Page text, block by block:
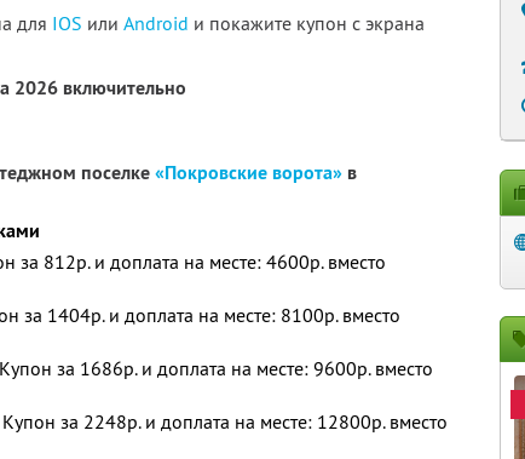
для IOS или Android и покажите купон с экрана
2026 включительно
поселке«Покровские ворота» в
за 812р. и доплата на месте: 4600р. вместо
за 1404р. и доплата на месте: 8100р. вместо
за 1686р. и доплата на месте: 9600р. вместо
за 2248р. и доплата на месте: 12800р. вместо